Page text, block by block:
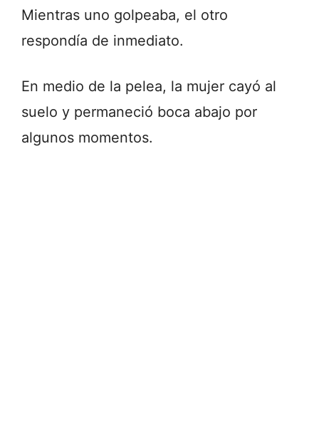
Mientras uno golpeaba, el otro
respondía de inmediato.
En medio de la pelea, la mujer cayó al
suelo y permaneció boca abajo por
algunos momentos.